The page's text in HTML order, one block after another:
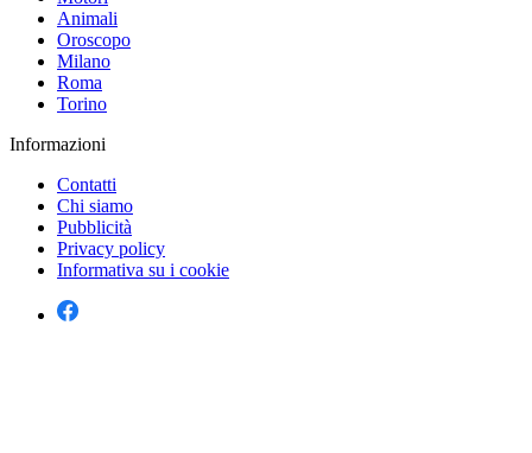
Animali
Oroscopo
Milano
Roma
Torino
Informazioni
Contatti
Chi siamo
Pubblicità
Privacy policy
Informativa su i cookie